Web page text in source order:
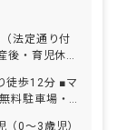
法定通り付
後・育児休暇
別休暇（年1
歩12分 ■マ
料駐車場・
（0～3歳児）